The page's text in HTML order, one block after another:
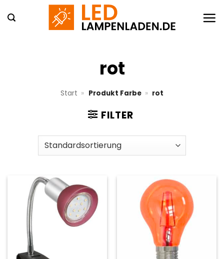
Inhalt
rot
Start » Produkt Farbe » rot
FILTER